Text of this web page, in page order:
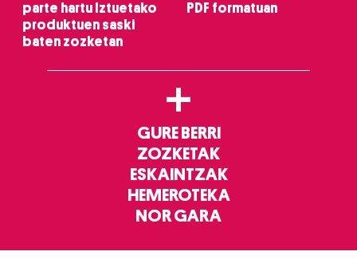
parte hartu Iztuetako
produktuen saski
baten zozketan
PDF formatuan
+
GURE BERRI
ZOZKETAK
ESKAINTZAK
HEMEROTEKA
NOR GARA